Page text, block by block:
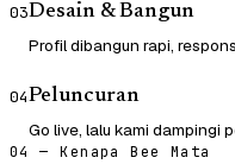
03Desain & Bangun
Profil dibangun rapi,
04Peluncuran
Go live, lalu kami dampingi
04 — Kenapa Bee Mata